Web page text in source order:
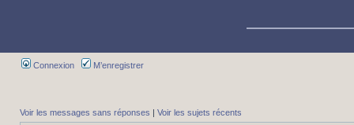
Connexion M’enregistrer
Voir les messages sans réponses | Voir les sujets récents